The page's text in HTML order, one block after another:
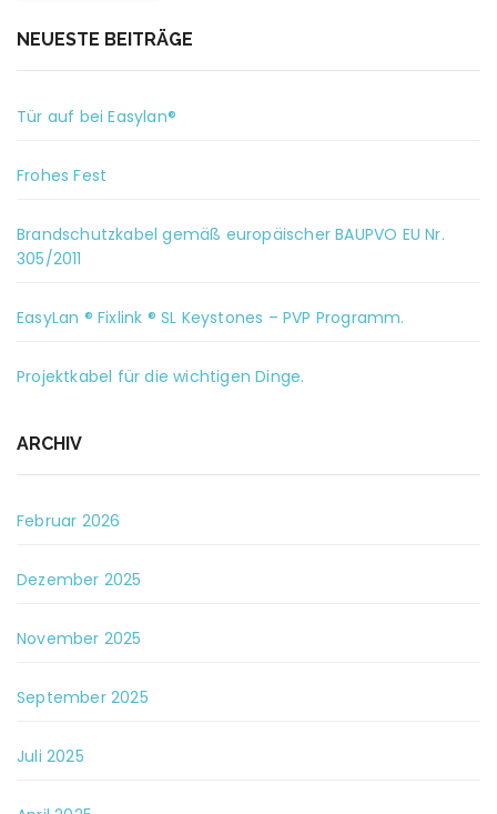
NEUESTE BEITRÄGE
Tür auf bei Easylan®
Frohes Fest
Brandschutzkabel gemäß europäischer BAUPVO EU Nr.
305/2011
EasyLan ® Fixlink ® SL Keystones – PVP Programm.
Projektkabel für die wichtigen Dinge.
ARCHIV
Februar 2026
Dezember 2025
November 2025
September 2025
Juli 2025